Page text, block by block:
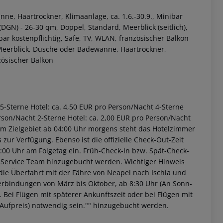
Haartrockner, Klimaanlage, ca. 1.6.-30.9., Minibar
- 26-30 qm, Doppel, Standard, Meerblick (seitlich),
kostenpflichtig, Safe, TV, WLAN, französischer Balkon
Dusche oder Badewanne, Haartrockner,
Balkon
Hotel: ca. 4,50 EUR pro Person/Nacht 4-Sterne
Nacht 2-Sterne Hotel: ca. 2,00 EUR pro Person/Nacht
Zielgebiet ab 04:00 Uhr morgens steht das Hotelzimmer
Verfügung. Ebenso ist die offizielle Check-Out-Zeit
Uhr am Folgetag ein. Früh-Check-In bzw. Spät-Check-
Team hinzugebucht werden. Wichtiger Hinweis
Überfahrt mit der Fähre von Neapel nach Ischia und
von März bis Oktober, ab 8:30 Uhr (An Sonn-
Flügen mit späterer Ankunftszeit oder bei Flügen mit
notwendig sein."" hinzugebucht werden.